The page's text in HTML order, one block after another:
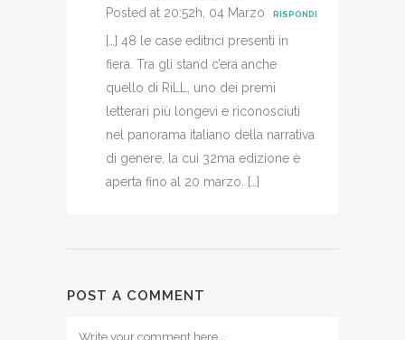
Posted at 20:52h, 04 Marzo RISPONDI
[…] 48 le case editrici presenti in
fiera. Tra gli stand c’era anche
quello di RiLL, uno dei premi
letterari più longevi e riconosciuti
nel panorama italiano della narrativa
di genere, la cui 32ma edizione è
aperta fino al 20 marzo. […]
POST A COMMENT